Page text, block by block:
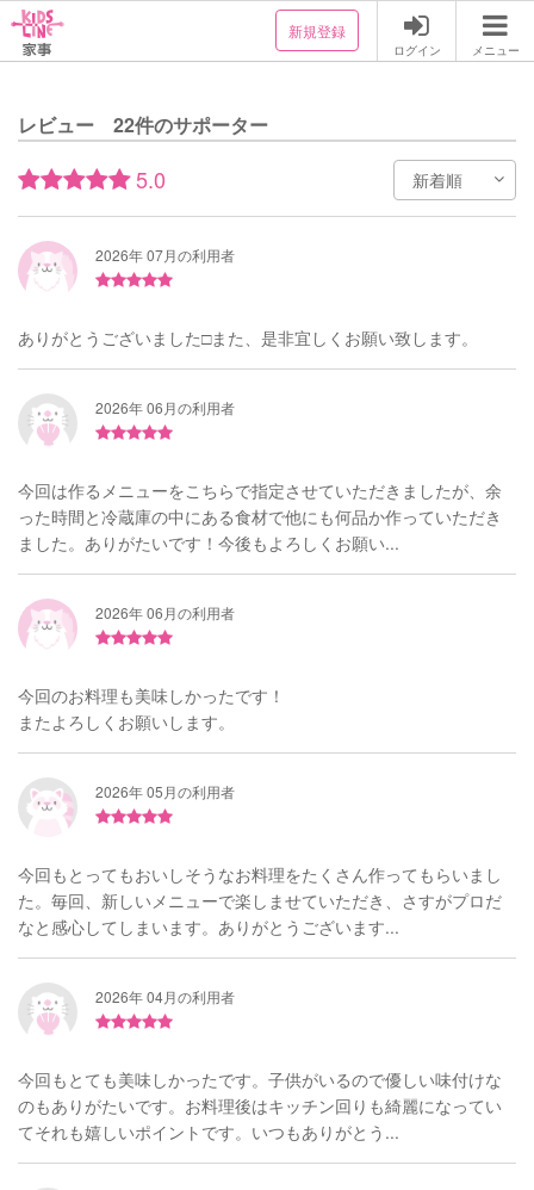
新規登録
ログイン メニュー
レビュー 22件のサポーター
5.0
2026年 07月の利用者
ありがとうございました□また、是非宜しくお願い致します。
2026年 06月の利用者
今回は作るメニューをこちらで指定させていただきましたが、余
った時間と冷蔵庫の中にある食材で他にも何品か作っていただき
ました。ありがたいです！今後もよろしくお願い...
2026年 06月の利用者
今回のお料理も美味しかったです！
またよろしくお願いします。
2026年 05月の利用者
今回もとってもおいしそうなお料理をたくさん作ってもらいまし
た。毎回、新しいメニューで楽しませていただき、さすがプロだ
なと感心してしまいます。ありがとうございます...
2026年 04月の利用者
今回もとても美味しかったです。子供がいるので優しい味付けな
のもありがたいです。お料理後はキッチン回りも綺麗になってい
てそれも嬉しいポイントです。いつもありがとう...